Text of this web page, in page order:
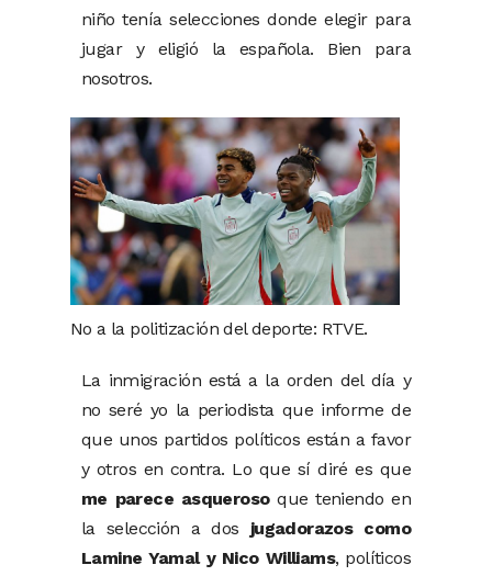
niño tenía selecciones donde elegir para
jugar y eligió la española. Bien para
nosotros.
No a la politización del deporte: RTVE.
La inmigración está a la orden del día y
no seré yo la periodista que informe de
que unos partidos políticos están a favor
y otros en contra. Lo que sí diré es que
me parece asquerosoque teniendo en
la selección a dos jugadorazos como
Lamine Yamal y Nico Williams, políticos